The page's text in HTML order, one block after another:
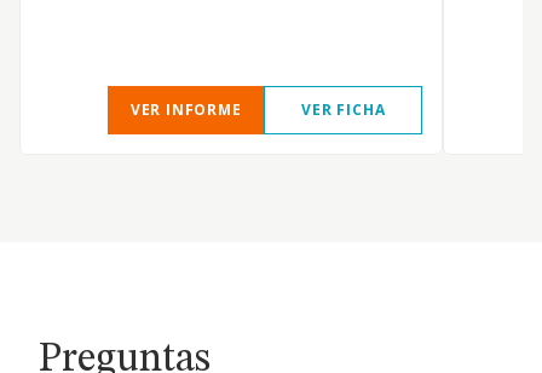
VER INFORME VER FICHA
Preguntas